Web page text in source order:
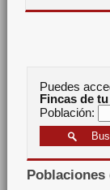
Puedes
Fincas de
Población:
Poblaciones